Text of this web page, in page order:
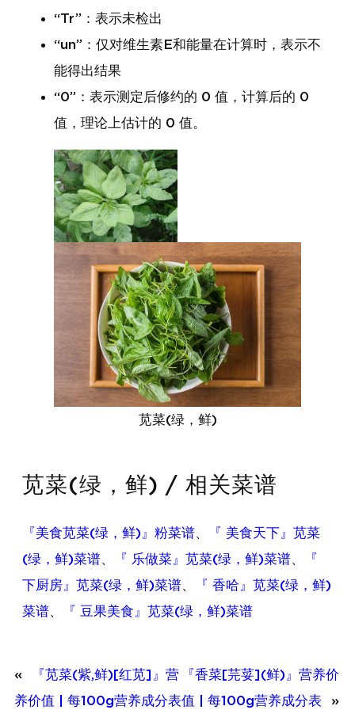
“Tr”：表示未检出
“un”：仅对维生素E和能量在计算时，表示不
能得出结果
“0”：表示测定后修约的 0 值，计算后的 0
值，理论上估计的 0 值。
苋菜(绿，鲜)
苋菜(绿，鲜) / 相关菜谱
『美食苋菜(绿，鲜)』粉菜谱、
『 美食天下』苋菜
(绿，鲜)菜谱、 『 乐做菜』苋菜(绿，鲜)菜谱、
『
下厨房』苋菜(绿，鲜)菜谱、
『 香哈』苋菜(绿，鲜)
菜谱、 『 豆果美食』苋菜(绿，鲜)菜谱
«
『苋菜(紫,鲜)[红苋]』营
养价值 | 每100g营养成分表
『香菜[芫荽](鲜)』营养价
值 | 每100g营养成分表
»